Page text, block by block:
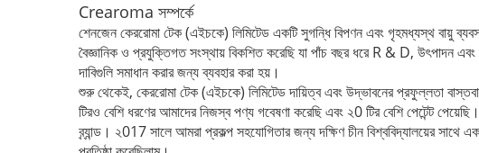
Crearoma সম্পর্কে
শেনজেন কেররোমা টেক (এইচকে) লিমিটেড একটি সুগন্ধি বিপণন এবং গৃহমধ্যস্থ বায়ু
বৈজ্ঞানিক ও প্রযুক্তিগত সংস্থায় বিকশিত করেছি যা পাঁচ বছর ধরে R & D, উৎপাদন
দাবিগুলি সমাধান করার জন্য ব্যবহার করা হয়।
শুরু থেকেই, কেররোমা টেক (এইচকে) লিমিটেড দায়িত্ব এবং উদ্ভাবনের প্রফুল্লতা
টিরও বেশি ধরণের আমাদের নিজস্ব পণ্য গবেষণা করেছি এবং ২0 টির বেশি পেটেন্ট পেয়েছি।
ব্র্যান্ড। ২017 সালে আমরা প্রকল্প সহযোগিতার জন্য দক্ষিণ চীন বিশ্ববিদ্যালয়ের সাথে